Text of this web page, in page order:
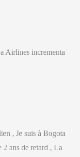
Airlines incrementa
, Je suis à Bogota
2 ans de retard , La